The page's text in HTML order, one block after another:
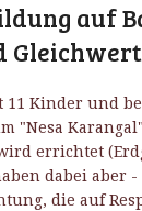
auf
11 Kinder und
"Nesa
errichtet
dabei aber -
die auf